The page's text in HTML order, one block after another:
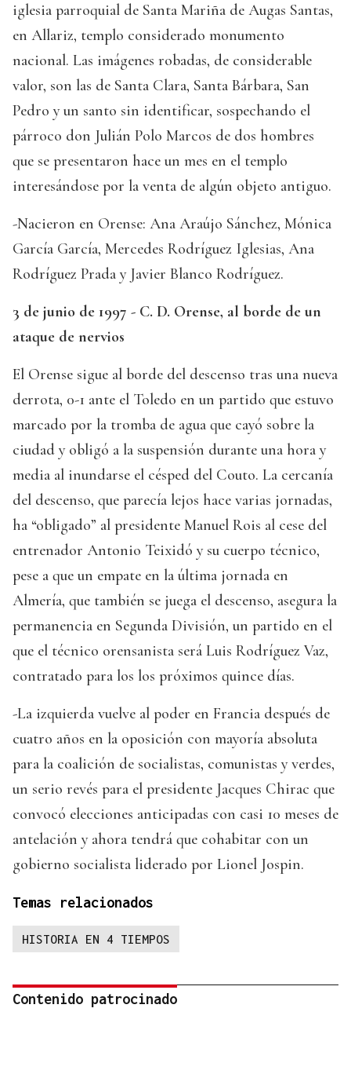
iglesia parroquial de Santa Mariña de Augas Santas,
en Allariz, templo considerado monumento
nacional. Las imágenes robadas, de considerable
valor, son las de Santa Clara, Santa Bárbara, San
Pedro y un santo sin identificar, sospechando el
párroco don Julián Polo Marcos de dos hombres
que se presentaron hace un mes en el templo
interesándose por la venta de algún objeto antiguo.
-Nacieron en Orense: Ana Araújo Sánchez, Mónica
García García, Mercedes Rodríguez Iglesias, Ana
Rodríguez Prada y Javier Blanco Rodríguez.
3 de junio de 1997 - C. D. Orense, al borde de un
ataque de nervios
El Orense sigue al borde del descenso tras una nueva
derrota, 0-1 ante el Toledo en un partido que estuvo
marcado por la tromba de agua que cayó sobre la
ciudad y obligó a la suspensión durante una hora y
media al inundarse el césped del Couto. La cercanía
del descenso, que parecía lejos hace varias jornadas,
ha “obligado” al presidente Manuel Rois al cese del
entrenador Antonio Teixidó y su cuerpo técnico,
pese a que un empate en la última jornada en
Almería, que también se juega el descenso, asegura la
permanencia en Segunda División, un partido en el
que el técnico orensanista será Luis Rodríguez Vaz,
contratado para los los próximos quince días.
-La izquierda vuelve al poder en Francia después de
cuatro años en la oposición con mayoría absoluta
para la coalición de socialistas, comunistas y verdes,
un serio revés para el presidente Jacques Chirac que
convocó elecciones anticipadas con casi 10 meses de
antelación y ahora tendrá que cohabitar con un
gobierno socialista liderado por Lionel Jospin.
Temas relacionados
HISTORIA EN 4 TIEMPOS
Contenido patrocinado